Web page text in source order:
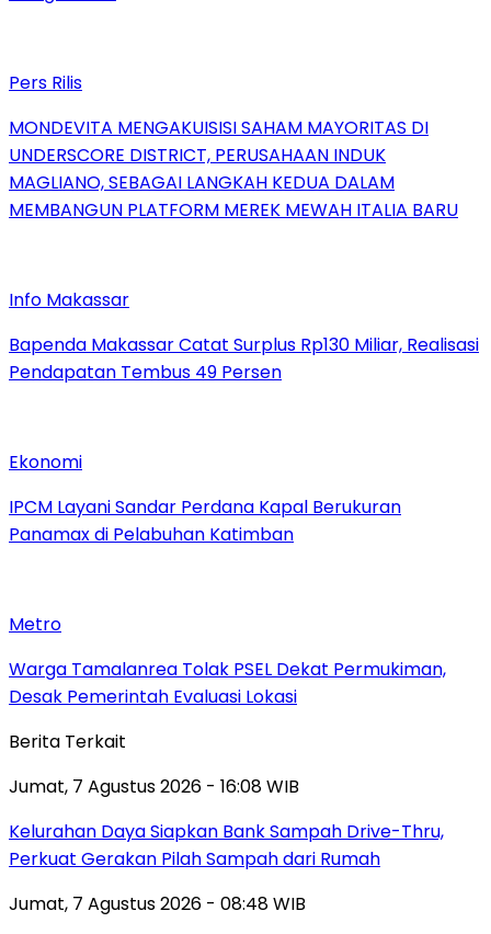
Pers Rilis
MONDEVITA MENGAKUISISI SAHAM MAYORITAS DI
UNDERSCORE DISTRICT, PERUSAHAAN INDUK
MAGLIANO, SEBAGAI LANGKAH KEDUA DALAM
MEMBANGUN PLATFORM MEREK MEWAH ITALIA BARU
Info Makassar
Bapenda Makassar Catat Surplus Rp130 Miliar, Realisasi
Pendapatan Tembus 49 Persen
Ekonomi
IPCM Layani Sandar Perdana Kapal Berukuran
Panamax di Pelabuhan Katimban
Metro
Warga Tamalanrea Tolak PSEL Dekat Permukiman,
Desak Pemerintah Evaluasi Lokasi
Berita Terkait
Jumat, 7 Agustus 2026 - 16:08 WIB
Kelurahan Daya Siapkan Bank Sampah Drive-Thru,
Perkuat Gerakan Pilah Sampah dari Rumah
Jumat, 7 Agustus 2026 - 08:48 WIB